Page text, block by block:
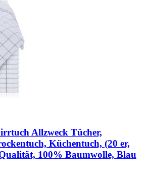
Allzweck Tücher,
Küchentuch, (20 er,
100% Baumwolle, Blau